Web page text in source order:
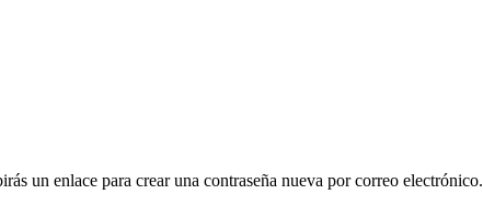
un enlace para crear una contraseña nueva por correo electrónico.